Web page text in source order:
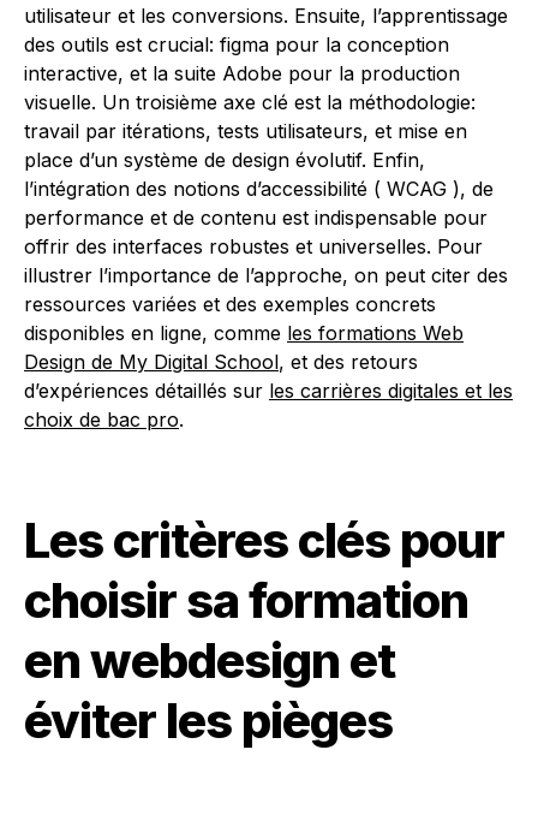
utilisateur et les conversions. Ensuite, l’apprentissage
des outils est crucial: figma pour la conception
interactive, et la suite Adobe pour la production
visuelle. Un troisième axe clé est la méthodologie:
travail par itérations, tests utilisateurs, et mise en
place d’un système de design évolutif. Enfin,
l’intégration des notions d’accessibilité ( WCAG ), de
performance et de contenu est indispensable pour
offrir des interfaces robustes et universelles. Pour
illustrer l’importance de l’approche, on peut citer des
ressources variées et des exemples concrets
disponibles en ligne, comme les formations Web
Design de My Digital School, et des retours
d’expériences détaillés sur les carrières digitales et les
choix de bac pro.
Les critères clés pour
choisir sa formation
en webdesign et
éviter les pièges